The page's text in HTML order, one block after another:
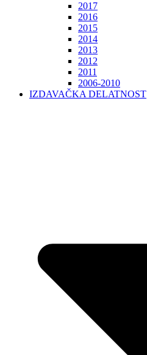
2017
2016
2015
2014
2013
2012
2011
2006-2010
IZDAVAČKA DELATNOST